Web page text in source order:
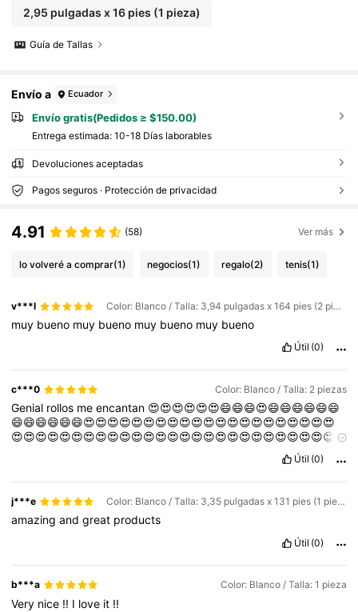
2,95 pulgadas x 16 pies (1 pieza)
Guía de Tallas
Envío a Ecuador
Envío gratis(Pedidos ≥ $150.00)
Entrega estimada: 10-18 Días laborables
Devoluciones aceptadas
Pagos seguros · Protección de privacidad
4.91 (58) Ver más
lo volveré a comprar(1) negocios(1) regalo(2) tenis(1)
v***l Color: Blanco / Talla: 3,94 pulgadas x 164 pies (2 piezas)
muy bueno muy bueno muy bueno muy bueno
Útil (0)
c***0 Color: Blanco / Talla: 2 piezas
Genial rollos meencantan 😍😍😍😍😍😍😄😄😄😍😄😄😄😄😄😄
😄😄😄😄😄😄😍😍😍😍😍😍😍😍😍😍😍😍😍😍😍😍😍😍😍😍😍
😍😍😍😍😍😍😍😍😍😍😍😍😍😍😍😍😍😍😍😍😍😍😍😍😍😍😍
😍😍😍😍😍😍😍😍😍😍😍😍😍😍😍😍😍😍😍😍😍😍😍😍😍😍😍
😍😍😍😍😍😍😍😍😍😍😍😍😍😍😍😄😄😄😄😄😄😄😄😄😄😄😄
😄😄😄😄😄😄😄😄😄😄😄😄😄😄😄😄😄😄😄😄😄😄😄😄😄😄😄
😄😄😄😄😄😄😄😄😄😄😄😄😄😄😄😄😄😄😄😄😄😄😄😄😄😄😄
😄😄😄😍😍😍😍😍😍😍😍😍😍😍😍😍😍😍😍😍😍😍😍😍😍😍😍
😍😍😍😍😍😍😍
Útil (0)
j***e Color: Blanco / Talla: 3,35 pulgadas x 131 pies (1 pieza)
amazingandgreat products
Útil (0)
b***a Color: Blanco / Talla: 1 pieza
Very nice !! I love it !!